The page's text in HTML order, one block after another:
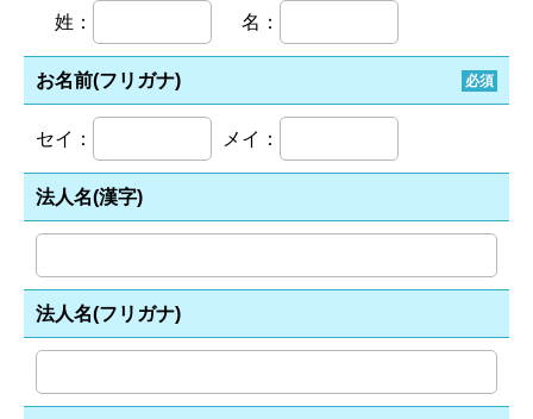
姓： 名：
お名前(フリガナ) 必須
セイ： メイ：
法人名(漢字)
法人名(フリガナ)